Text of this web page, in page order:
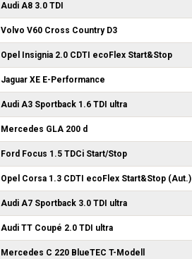
Audi A8 3.0 TDI
Volvo V60 Cross Country D3
Opel Insignia 2.0 CDTI ecoFlex Start&Stop
Jaguar XE E-Performance
Audi A3 Sportback 1.6 TDI ultra
Mercedes GLA 200 d
Ford Focus 1.5 TDCi Start/Stop
Opel Corsa 1.3 CDTI ecoFlex Start&Stop (Aut.)
Audi A7 Sportback 3.0 TDI ultra
Audi TT Coupé 2.0 TDI ultra
Mercedes C 220 BlueTEC T-Modell